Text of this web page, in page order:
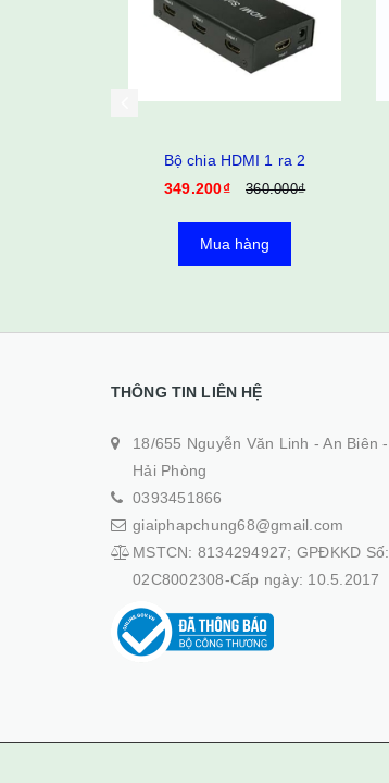
Đầu chuyển đổi âm thanh
Mua hàng
THÔNG TIN LIÊN HỆ
18/655 Nguyễn Văn Linh - An Biên -
Hải Phòng
0393451866
giaiphapchung68@gmail.com
MSTCN: 8134294927; GPĐKKD Số:
02C8002308-Cấp ngày: 10.5.2017